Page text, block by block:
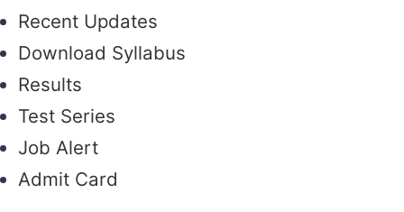
Recent Updates
Download Syllabus
Results
Test Series
Job Alert
Admit Card